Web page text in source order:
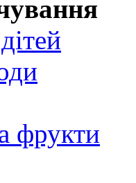
фрукти